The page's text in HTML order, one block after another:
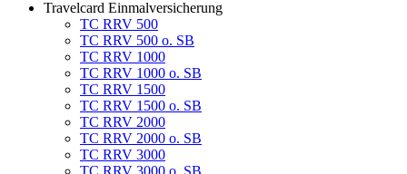
Travelcard Einmalversicherung
TC RRV 500
TC RRV 500 o. SB
TC RRV 1000
TC RRV 1000 o. SB
TC RRV 1500
TC RRV 1500 o. SB
TC RRV 2000
TC RRV 2000 o. SB
TC RRV 3000
TC RRV 3000 o. SB